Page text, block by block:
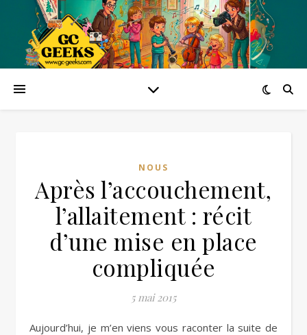
NOUS
Après l’accouchement,
l’allaitement : récit
d’une mise en place
compliquée
5 mai 2015
Aujourd’hui, je m’en viens vous raconter la suite de